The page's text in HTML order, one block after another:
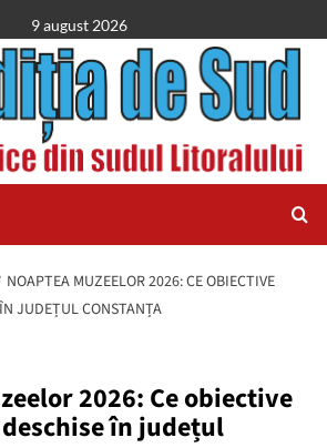
9 august 2026
NOAPTEA MUZEELOR 2026: CE OBIECTIVE
JUDEȚUL CONSTANȚA
2026: Ce obiective
în județul